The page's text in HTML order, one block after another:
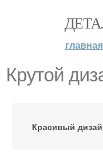
главная
Крутой
Красивый